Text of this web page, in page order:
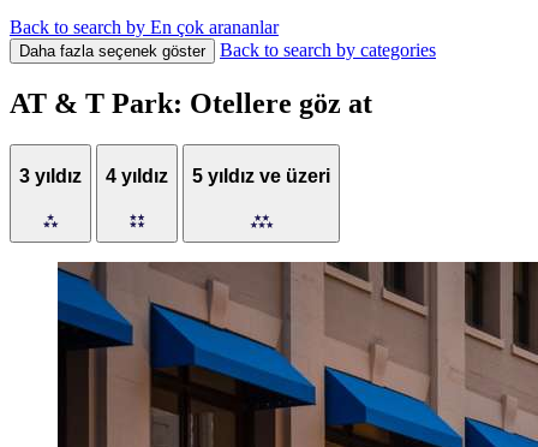
Back to search by En çok arananlar
Daha fazla seçenek göster Back to search by categories
AT & T Park: Otellere göz at
3 yıldız 4 yıldız 5 yıldız ve üzeri